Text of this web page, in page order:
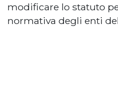
modificare lo statuto
normativa degli enti